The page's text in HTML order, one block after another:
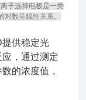
子选择电极是一类
数呈线性关系。
供稳定光
，通过测定
的浓度值，